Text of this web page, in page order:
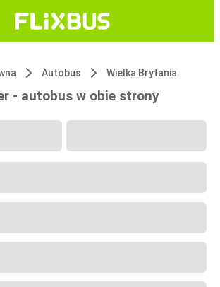
Autobus Wielka Brytania
- autobus w obie strony